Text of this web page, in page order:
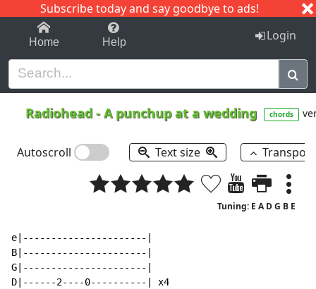
Subscribe today and say goodbye to ads!
1-9 C I J
Home Help Login
Radiohead -A punchup at a wedding chords
Autoscroll Text size
Tuning: E A D G B E
e|----------------------|
B|----------------------|
G|----------------------|
D|------2----0----------| x4